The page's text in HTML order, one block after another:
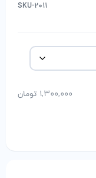
SKU-2011
1,300,000 تومان